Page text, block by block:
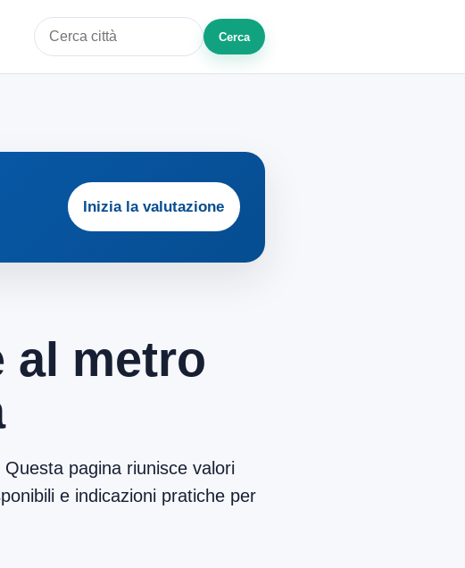
Cerca città o zona
Cerca
Inizia la valutazione
al metro
Questa pagina riunisce valori
e indicazioni pratiche per